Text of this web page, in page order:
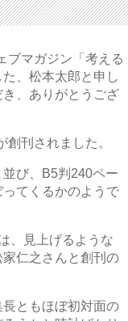
マガジン「考える
、松本太郎と申し
、ありがとうござ
刊されました。
び、B5判240ペー
てくるかのようで
、見上げるような
仁之さんと創刊の
ともほぼ初対面の